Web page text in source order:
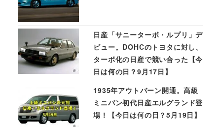
日産「サニーターボ・ルプリ」デ
ビュー。DOHCのトヨタに対し、
ターボ化の日産で競い合った【今
日は何の日？9月17日】
1935年アウトバーン開通。高級
ミニバン初代日産エルグランド登
場！【今日は何の日？5月19日】